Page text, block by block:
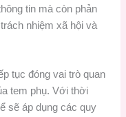
tin mà còn phản
nhiệm xã hội và
tục đóng vai trò quan
tem phụ. Với thời
sẽ áp dụng các quy